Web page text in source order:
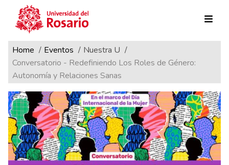
Pasar al contenido principal
Ruta de navegación
Home Eventos
Nuestra U
Conversatorio - Redefiniendo Los Roles de Género:
Autonomía y Relaciones Sanas